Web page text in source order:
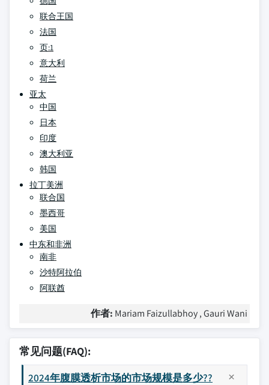
联合王国
法国
页:1
意大利
荷兰
亚太
中国
日本
印度
澳大利亚
韩国
拉丁美洲
联合国
墨西哥
美国
中东和非洲
南非
沙特阿拉伯
阿联酋
作者: Mariam Faizullabhoy , Gauri Wani
常见问题(FAQ):
2024年腹膜透析市场的市场规模是多少??